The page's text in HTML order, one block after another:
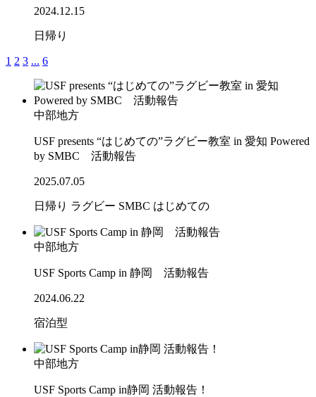
2024.12.15
日帰り
1 2 3 ... 6
中部地方
USF presents “はじめての”ラグビー教室 in 愛知 Powered
by SMBC 活動報告
2025.07.05
日帰り ラグビー SMBC はじめての
中部地方
USF Sports Camp in 静岡 活動報告
2024.06.22
宿泊型
中部地方
USF Sports Camp in静岡 活動報告！